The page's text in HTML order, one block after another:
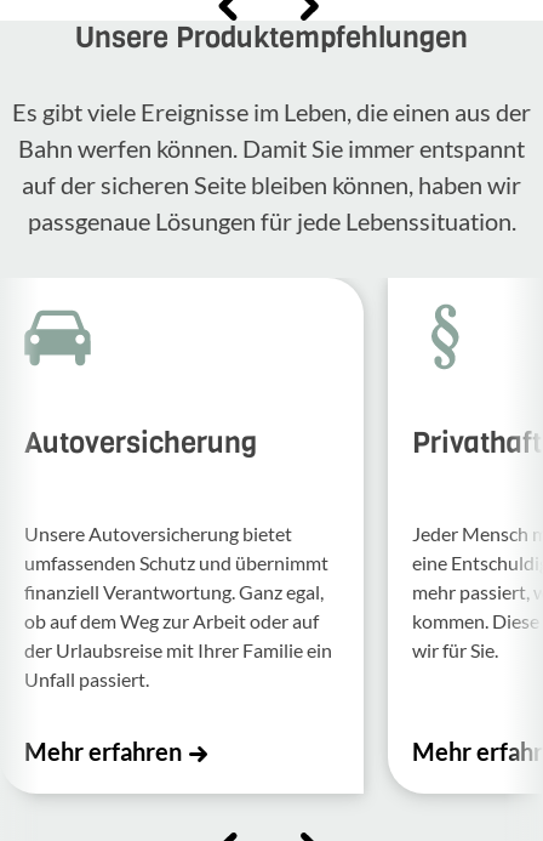
Unsere Produktempfehlungen
Es gibt viele Ereignisse im Leben, die einen aus der
Bahn werfen können. Damit Sie immer entspannt
auf der sicheren Seite bleiben können, haben wir
passgenaue Lösungen für jede Lebenssituation.
Autoversicherung
Unsere Auto­ver­si­che­rung bietet
umfas­senden Schutz und über­nimmt
finan­ziell Verant­wor­tung. Ganz egal,
ob auf dem Weg zur Arbeit oder auf
der Urlaubs­reise mit Ihrer Familie ein
Unfall passiert.
Mehr erfahren
Jeder Mensch
eine
mehr passiert,
kommen.
wir für Sie.
Mehr